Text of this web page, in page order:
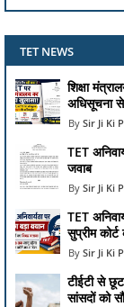
TET NEWS
शिक्षा
अधिसूचना
Sir Ji Ki
TET
जवाब
Sir Ji Ki
TET
सुप्रीम
Sir Ji Ki
टीईटी से
सांसदों को